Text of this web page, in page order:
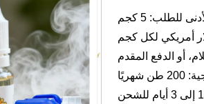
للطلب: 5 كجم
أو الدفع المقدم
شهريًا